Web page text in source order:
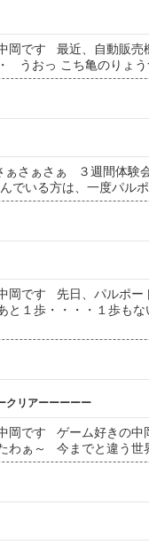
岡です 最近、自動販
うおっ こち亀のりょ
さぁさぁ ３週間体験会
でいる方は、一度パル
岡です 先日、パルポ
と１歩・・・・１歩も
クリアーーーーー
岡です ゲーム好きの
わぁ～ 今までと違う世